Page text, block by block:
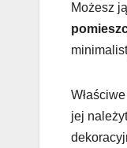
Możesz
jej